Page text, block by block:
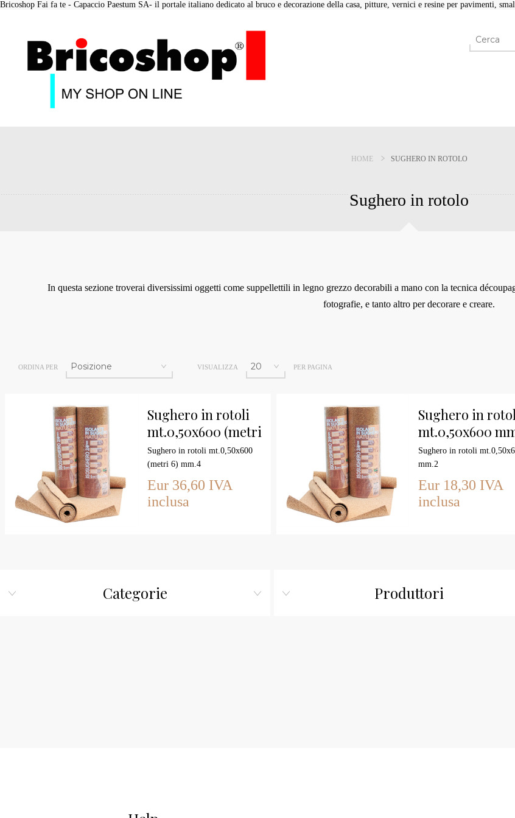
Bricoshop Fai fa te - Capaccio Paestum SA- il portale italiano dedicato al bruco e decorazione della casa, pitture, vernici e resine per pavimenti,
HOME SUGHERO IN ROTOLO
Sughero in rotolo
In questa sezione troverai diversissimi oggetti come suppellettili in legno grezzo decorabili a mano con la tecnica
fotografie, e tanto altro per decorare e creare.
ORDINA PER VISUALIZZA PER PAGINA
Sughero in rotoli
mt.0,50x600 (metri
6) mm.4
Sughero in rotoli mt.0,50x600
(metri 6) mm.4
Eur 36,60 IVA
inclusa
Sughero in
mt.0,50x600
Sughero in rotoli
mm.2
Eur 18,30 IVA
inclusa
Categorie Produttori